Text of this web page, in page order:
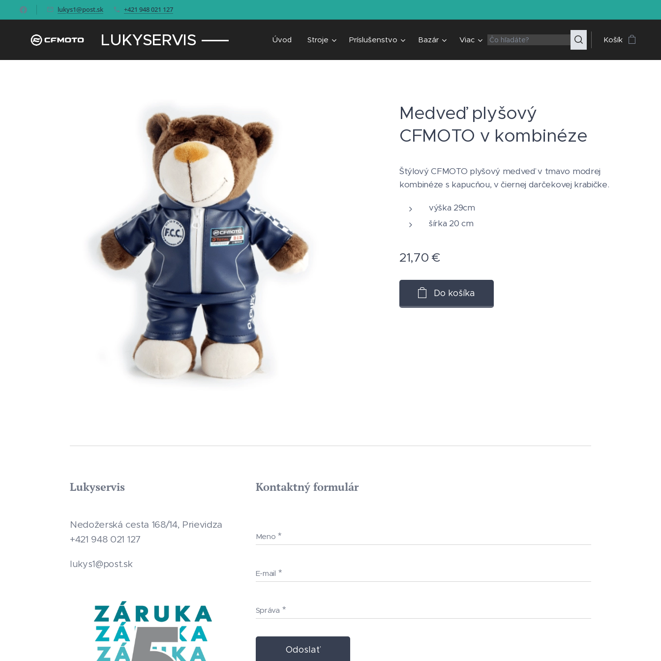
lukys1@post.sk +421 948 021 127
LUKYSERVIS Úvod Stroje Príslušenstvo Bazár Viac Košík
Medveď plyšový
CFMOTO v kombinéze
Štýlový CFMOTO plyšový medveď v tmavo modrej
kombinéze s kapucňou, v čiernej darčekovej krabičke.
výška 29cm
šírka 20 cm
21,70 €
Do košíka
Lukyservis
Nedožerská cesta 168/14, Prievidza
+421 948 021 127
lukys1@post.sk
Kontaktný formulár
Meno
E-mail
Správa
Odoslať